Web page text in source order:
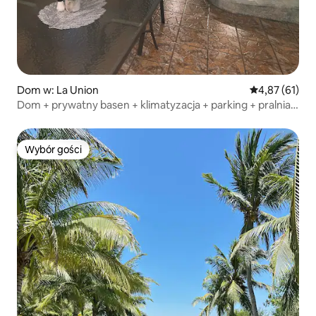
Dom w: La Union Średnia
4,87 (61)
Dom + prywatny basen + klimatyzacja + parking + pralnia
Wybór gości
Wybór gości